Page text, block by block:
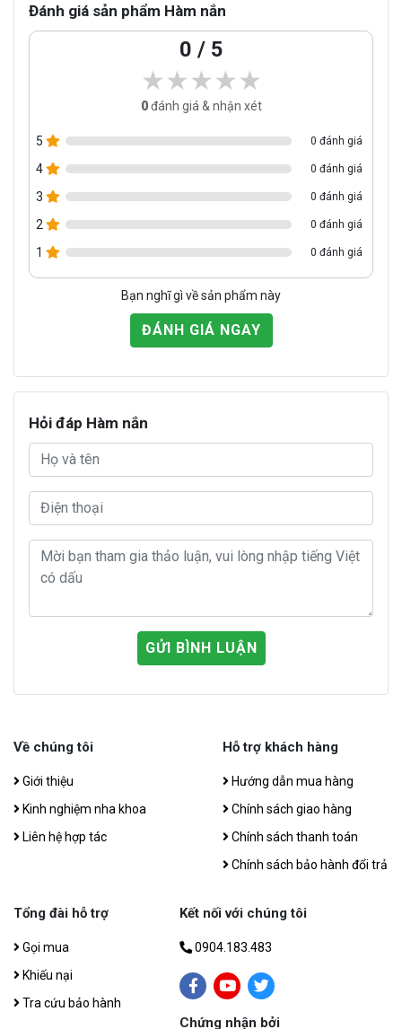
Đánh giá sản phẩm Hàm nắn
0 / 5
★★★★★
★★★★★
0đánh giá & nhận xét
5 0 đánh giá
4 0 đánh giá
3 0 đánh giá
2 0 đánh giá
1 0 đánh giá
Bạn nghĩ gì về sản phẩm này
ĐÁNH GIÁ NGAY
Hỏi đáp Hàm nắn
GỬI BÌNH LUẬN
Về chúng tôi
Giới thiệu
Kinh nghiệm nha khoa
Liên hệ hợp tác
Hỗ trợ khách hàng
Hướng dẫn mua hàng
Chính sách giao hàng
Chính sách thanh toán
Chính sách bảo hành đổi trả
Tổng đài hỗ trợ
Gọi mua
Khiếu nại
Tra cứu bảo hành
Kết nối với chúng tôi
0904.183.483
Chứng nhận bởi